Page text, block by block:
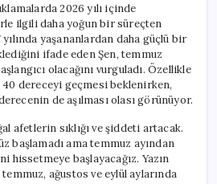
2026 yılı içinde
ilgili daha yoğun bir süreçten
yaşananlardan daha güçlü bir
ifade eden Şen, temmuz
olacağını vurguladı. Özellikle
40 dereceyi geçmesi beklenirken,
de aşılması olası görünüyor.
afetlerin sıklığı ve şiddeti artacak.
başlamadı ama temmuz ayından
hissetmeye başlayacağız. Yazın
ağustos ve eylül aylarında